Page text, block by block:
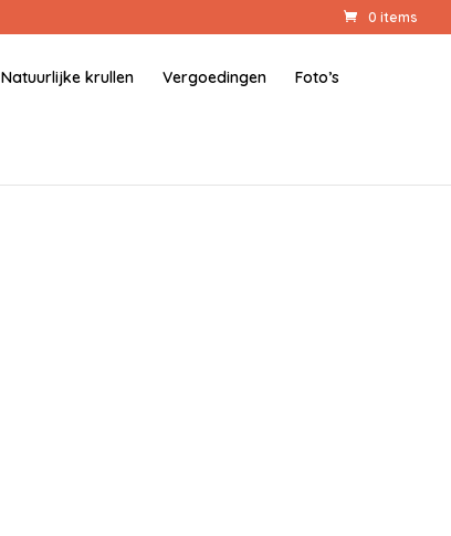
0 items
Natuurlijke krullen Vergoedingen Foto’s